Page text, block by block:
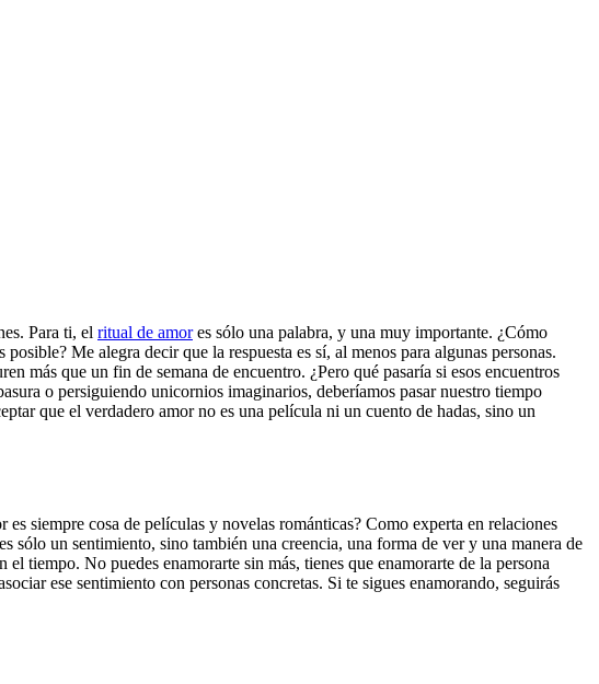
Para ti, el ritual de amores sólo una palabra, y una muy importante. ¿Cómo
Me alegra decir que la respuesta es sí, al menos para algunas personas.
más que un fin de semana de encuentro. ¿Pero qué pasaría si esos encuentros
o persiguiendo unicornios imaginarios, deberíamos pasar nuestro tiempo
que el verdadero amor no es una película ni un cuento de hadas, sino un
siempre cosa de películas y novelas románticas? Como experta en relaciones
un sentimiento, sino también una creencia, una forma de ver y una manera de
tiempo. No puedes enamorarte sin más, tienes que enamorarte de la persona
ese sentimiento con personas concretas. Si te sigues enamorando, seguirás